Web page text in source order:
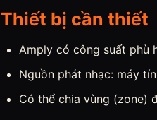
Thiết bị cần thiết
Amply có công suất phù
Nguồn phát nhạc: máy
Có thể chia vùng (zone)